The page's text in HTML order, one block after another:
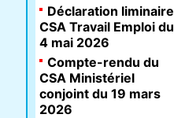
Déclaration liminaire
CSA Travail Emploi du
4 mai 2026
Compte-rendu du
CSA Ministériel
conjoint du 19 mars
2026